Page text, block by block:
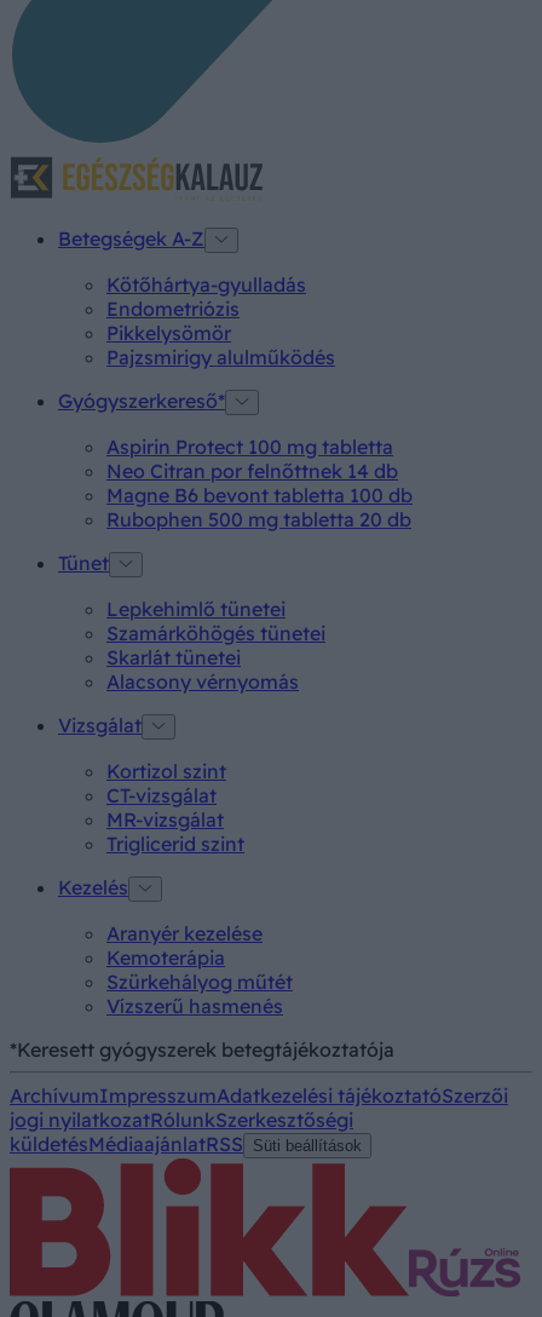
Betegségek A-Z
Kötőhártya-gyulladás
Endometriózis
Pikkelysömör
Pajzsmirigy alulműködés
Gyógyszerkereső*
Aspirin Protect 100 mg tabletta
Neo Citran por felnőttnek 14 db
Magne B6 bevont tabletta 100 db
Rubophen 500 mg tabletta 20 db
Tünet
Lepkehimlő tünetei
Szamárköhögés tünetei
Skarlát tünetei
Alacsony vérnyomás
Vizsgálat
Kortizol szint
CT-vizsgálat
MR-vizsgálat
Triglicerid szint
Kezelés
Aranyér kezelése
Kemoterápia
Szürkehályog műtét
Vízszerű hasmenés
*Keresett gyógyszerek betegtájékoztatója
ArchívumImpresszumAdatkezelési tájékoztatóSzerzői
jogi nyilatkozatRólunkSzerkesztőségi
küldetésMédiaajánlatRSS Süti beállítások